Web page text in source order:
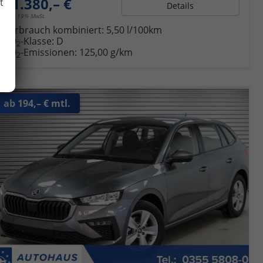
21.380,– €
incl. 19% MwSt.
Details
Verbrauch kombiniert: 5,50 l/100km
CO2-Klasse: D
CO2-Emissionen: 125,00 g/km
ab 194,– € mtl.